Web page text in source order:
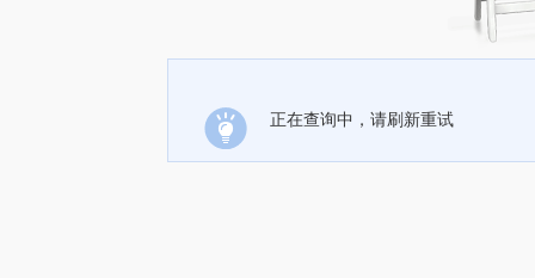
正在查询中，请刷新重试